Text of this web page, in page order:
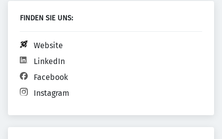
FINDEN SIE UNS:
Website
LinkedIn
Facebook
Instagram